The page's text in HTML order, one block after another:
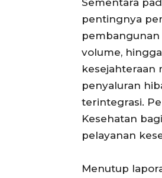
pentingnya
volume,
kesejahteraan
penyaluran
terintegrasi.
Kesehatan
pelayanan
Menutup